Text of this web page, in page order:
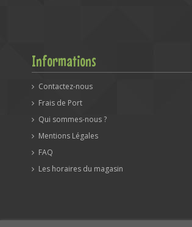
Informations
Contactez-nous
Frais de Port
Qui sommes-nous ?
Mentions Légales
FAQ
Les horaires du magasin